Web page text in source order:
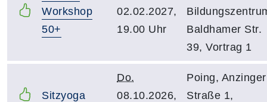
Workshop
50+
02.02.2027,
19.00 Uhr
Baldhamer Str.
39, Vortrag 1
Sitzyoga
Do.
08.10.2026,
Poing, Anzinger
Straße 1,